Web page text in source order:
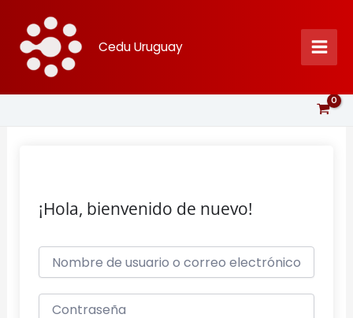
contenido
Cedu Uruguay
¡Hola, bienvenido de nuevo!